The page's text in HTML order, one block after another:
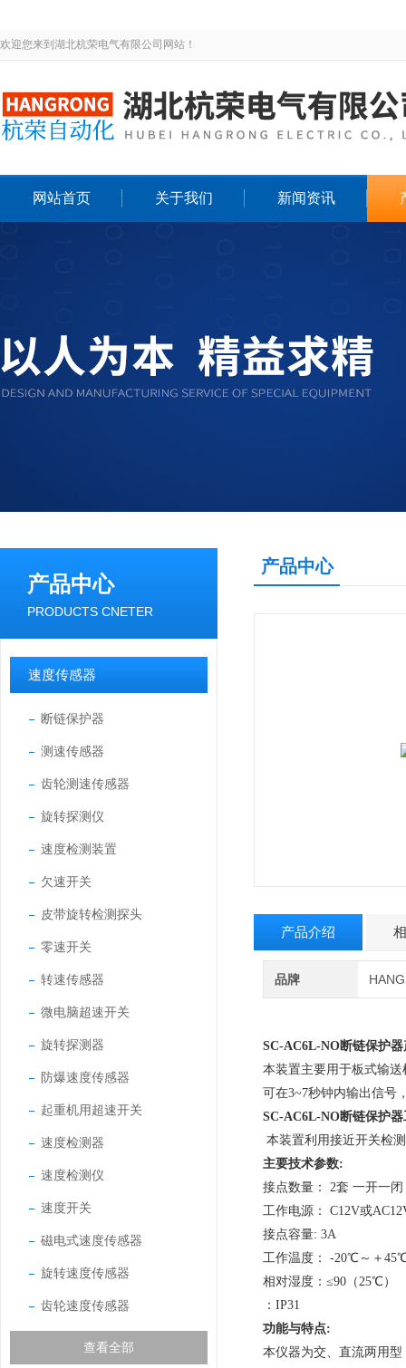
欢迎您来到湖北杭荣电气有限公司网站！
网站首页 关于我们 新闻资讯
产品中心
PRODUCTS CNETER
速度传感器
断链保护器
测速传感器
齿轮测速传感器
旋转探测仪
速度检测装置
欠速开关
皮带旋转检测探头
零速开关
转速传感器
微电脑超速开关
旋转探测器
防爆速度传感器
起重机用超速开关
速度检测器
速度检测仪
速度开关
磁电式速度传感器
旋转速度传感器
齿轮速度传感器
查看全部
产品中心
产品介绍
品牌
SC-AC6L-NO断链保护器
本装置主要用于板式输
可在3~7秒钟内输出信号
SC-AC6L-NO断链保护器
本装置利用接近开关检
主要技术参数:
接点数量： 2套 一开一闭
工作电源： C12V或
接点容量: 3A
工作温度： -20℃～＋
相对湿度：≤90（25℃）
：IP31
功能与特点:
本仪器为交、直流两用